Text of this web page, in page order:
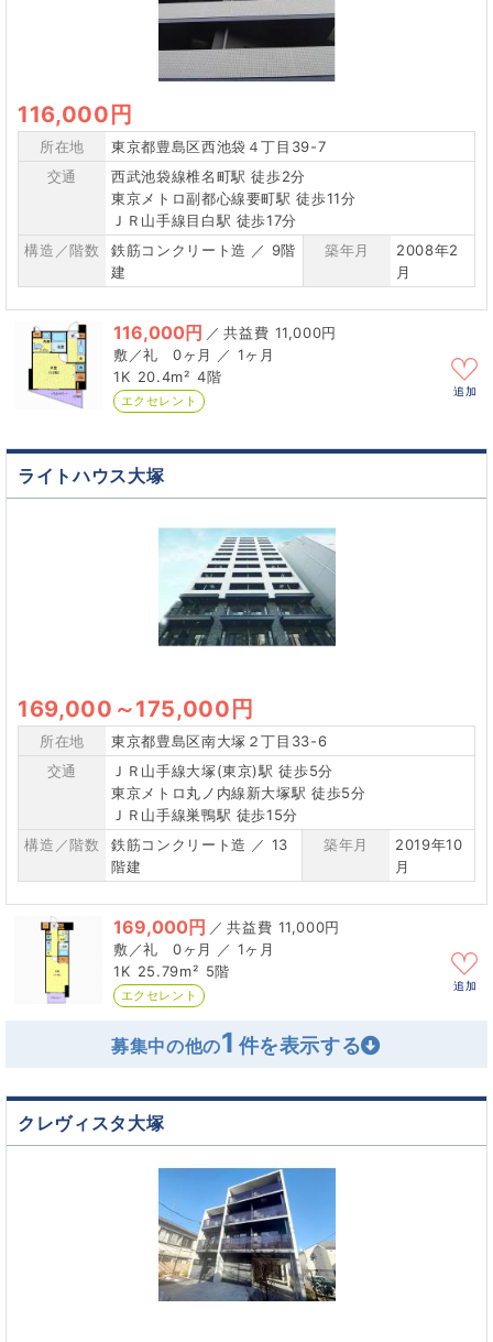
116,000円
所在地
東京都豊島区西池袋４丁目39-7
交通
西武池袋線椎名町駅 徒歩2分
東京メトロ副都心線要町駅 徒歩11分
ＪＲ山手線目白駅 徒歩17分
構造／階数
鉄筋コンクリート造 ／ 9階
建
築年月
2008年2
月
116,000円 ／
11,000円
0ヶ月 ／ 1ヶ月
1K 20.4m² 4階
エクセレント
追加
ライトハウス大塚
169,000 ～175,000円
所在地
東京都豊島区南大塚２丁目33-6
交通
ＪＲ山手線大塚(東京)駅 徒歩5分
東京メトロ丸ノ内線新大塚駅 徒歩5分
ＪＲ山手線巣鴨駅 徒歩15分
構造／階数
鉄筋コンクリート造 ／ 13
階建
築年月
2019年10
月
169,000円 ／
11,000円
0ヶ月 ／ 1ヶ月
1K 25.79m² 5階
エクセレント
追加
募集中の他の1
クレヴィスタ大塚